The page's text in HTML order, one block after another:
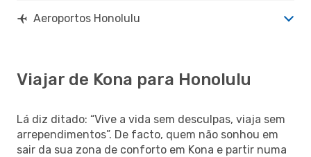
Aeroportos Honolulu
Viajar de Kona para Honolulu
Lá diz ditado: “Vive a vida sem desculpas, viaja sem
arrependimentos”. De facto, quem não sonhou em
sair da sua zona de conforto em Kona e partir numa